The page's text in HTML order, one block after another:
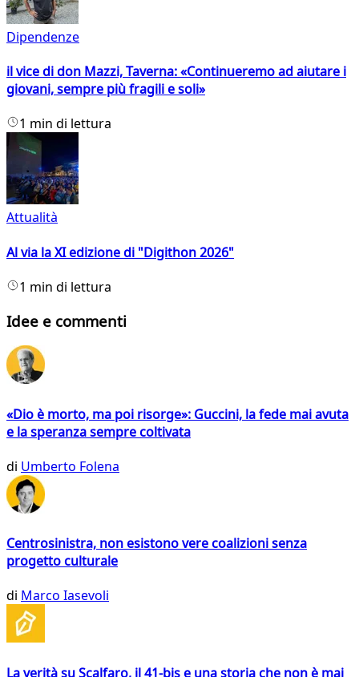
Dipendenze
il vice di don Mazzi, Taverna: «Continueremo ad aiutare i
giovani, sempre più fragili e soli»
1 min di lettura
Attualità
Al via la XI edizione di "Digithon 2026"
1 min di lettura
Idee e commenti
«Dio è morto, ma poi risorge»: Guccini, la fede mai avuta
e la speranza sempre coltivata
di Umberto Folena
Centrosinistra, non esistono vere coalizioni senza
progetto culturale
di Marco Iasevoli
La verità su Scalfaro, il 41-bis e una storia che non è mai